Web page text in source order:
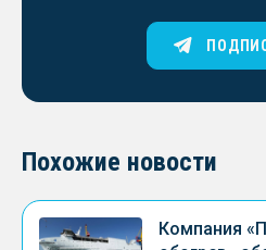
Похожие новости
Компания